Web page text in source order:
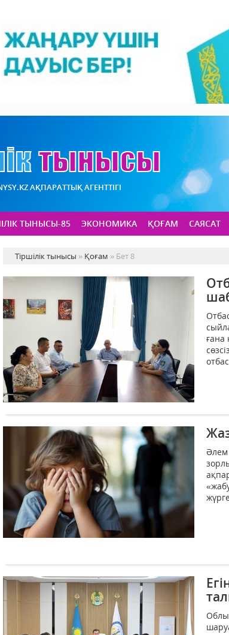
АҚПАРАТТЫҚ АГЕНТТІГІ
ТЫНЫСЫ-85 ЭКОНОМИКА ҚОҒАМ САЯСАТ
Тіршілік тынысы » Қоғам » Бет 8
ғана